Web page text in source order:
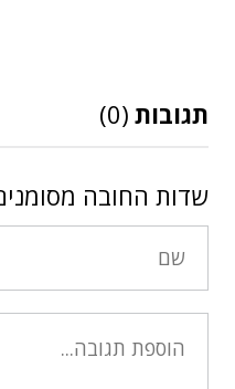
תגובות (0)
שדות החובה